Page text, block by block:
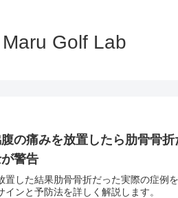
Maru Golf Lab
腹の痛みを放置したら肋骨骨折
警告
置した結果肋骨骨折だった実際の症例
ンと予防法を詳しく解説します。